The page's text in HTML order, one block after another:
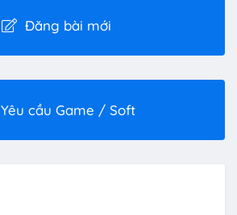
Đăng bài mới
Yêu cầu Game / Soft